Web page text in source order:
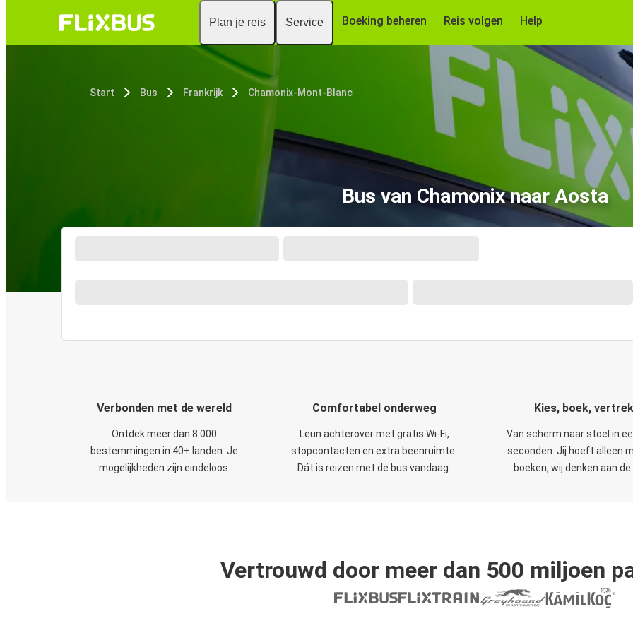
Plan je reis Service Boeking beheren Reis volgen Help
Start Bus Frankrijk Chamonix-Mont-Blanc
Bus van Chamonix naar Aosta
Verbonden met de wereld
Ontdek meer dan 8.000
bestemmingen in 40+ landen. Je
mogelijkheden zijn eindeloos.
Comfortabel onderweg
Leun achterover met gratis Wi-Fi,
stopcontacten en extra beenruimte.
Dát is reizen met de bus vandaag.
Kies, boek, vertrek
Van scherm naar stoel in
seconden. Jij hoeft alleen
boeken, wij denken aan
Vertrouwd door meer dan 500 miljoen